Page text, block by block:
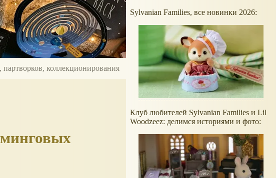
коллекционирования
Sylvanian Families, все новинки 2026:
Клуб любителей Sylvanian Families и Lil
Woodzeez: делимся историями и фото: